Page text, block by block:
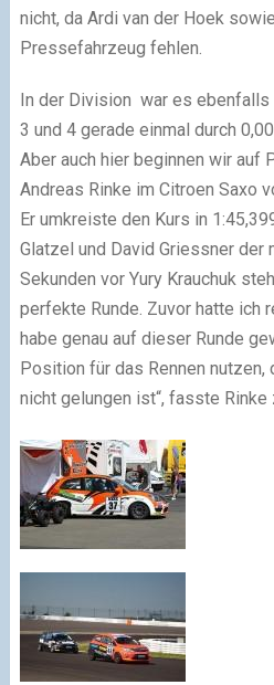
nicht, da Ardi van der Hoek
Pressefahrzeug fehlen.
In der Division war es ebenfalls
3 und 4 gerade einmal durch
Aber auch hier beginnen wir auf
Andreas Rinke im Citroen Saxo
Er umkreiste den Kurs in
Glatzel und David Griessner der
Sekunden vor Yury Krauchuk
perfekte Runde. Zuvor hatte ich
habe genau auf dieser Runde
Position für das Rennen
nicht gelungen ist“, fasste Rinke